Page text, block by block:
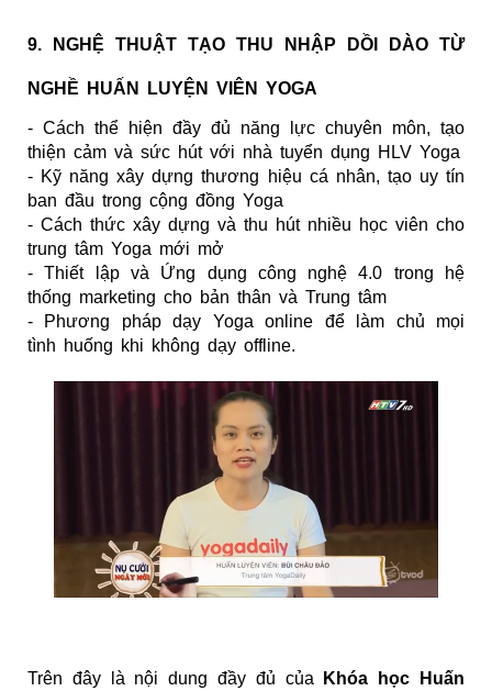
9. NGHỆ THUẬT TẠO THU NHẬP DỒI DÀO TỪ
NGHỀ HUẤN LUYỆN VIÊN YOGA
- Cách thể hiện đầy đủ năng lực chuyên môn, tạo
thiện cảm và sức hút với nhà tuyển dụng HLV Yoga
- Kỹ năng xây dựng thương hiệu cá nhân, tạo uy tín
ban đầu trong cộng đồng Yoga
- Cách thức xây dựng và thu hút nhiều học viên cho
trung tâm Yoga mới mở
- Thiết lập và Ứng dụng công nghệ 4.0 trong hệ
thống marketing cho bản thân và Trung tâm
- Phương pháp dạy Yoga online để làm chủ mọi
tình huống khi không dạy offline.
Trên đây là nội dung đầy đủ của
Khóa học Huấn